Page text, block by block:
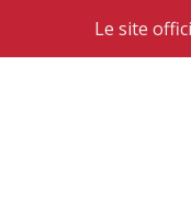
Le site